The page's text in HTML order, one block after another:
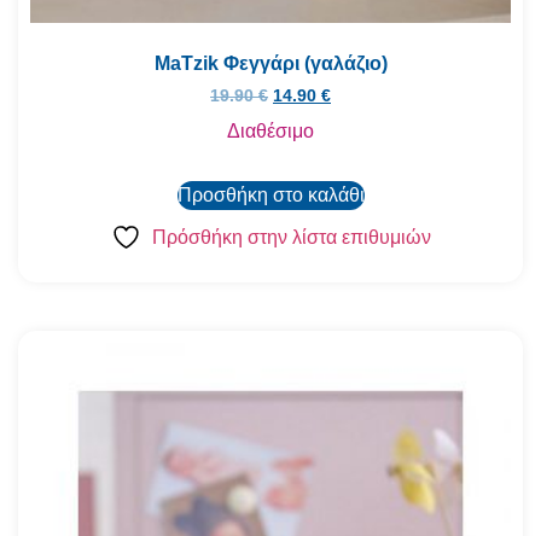
MaTzik Φεγγάρι (γαλάζιο)
19.90€ 14.90 €
Διαθέσιμο
Προσθήκη στο καλάθι
Πρόσθήκη στην λίστα επιθυμιών